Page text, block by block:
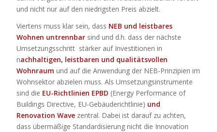
und nicht nur auf den niedrigsten Preis abzielt.
Viertens muss klar sein, dass NEB und leistbares
Wohnen untrennbarsind und d.h. dass der nächste
Umsetzungsschritt stärker auf Investitionen in
nachhaltigen, leistbaren und qualitätsvollen
Wohnraum und auf die Anwendung der NEB-Prinzipien im
Wohnsektor abzielen muss. Als Umsetzungsinstrumente
sind die EU-Richtlinien EPBD (Energy Performance of
Buildings Directive, EU-Gebäuderichtlinie) und
Renovation Wavezentral. Dabei ist darauf zu achten,
dass übermäßige Standardisierung nicht die Innovation